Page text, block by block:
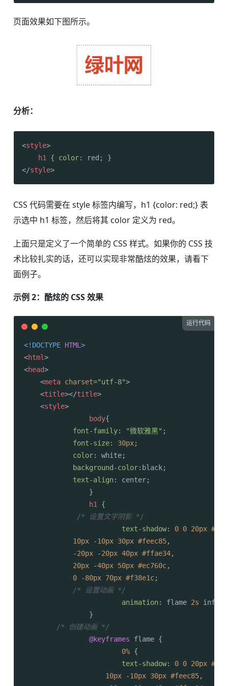
页面效果如下图所示。
分析：
<style>
h1
{ color
</style>
CSS 代码需要在 style 标签内编写，h1 {color: red;} 表
示选中 h1 标签，然后将其 color 定义为 red。
上面只是定义了一个简单的 CSS 样式。如果你的 CSS 技
术比较扎实的话，还可以实现非常酷炫的效果，请看下
面例子。
示例 2：酷炫的 CSS 效果
运行代码
<!DOCTYPE HTML >
<html>
<head>
<meta charset="utf-8">
<title></title>
<style>
body{
font-family: "微软雅黑" ;
font-size: 30px;
color: white;
background-color:black;
text-align: center;
h1
{
/* 设置文字阴影 */
text-shadow: 0 0 20px
10px -10px 30px #feec85,
            -
20px -20px 40px #ffae34,
20px -40px 50px #ec760c,
0 -80px 70px #f38e1c;
/* 设置动画 */
animation: flame 2s
/* 创建动画 */
@keyframes flame {
0% {
text-shadow: 0 0 20px
10px -10px 30px #feec85,